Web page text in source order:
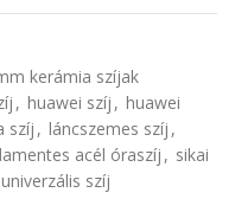
kerámia szíjak
, huawei szíj , huawei
szíj , láncszemes szíj ,
acél óraszíj , sikai
univerzális szíj